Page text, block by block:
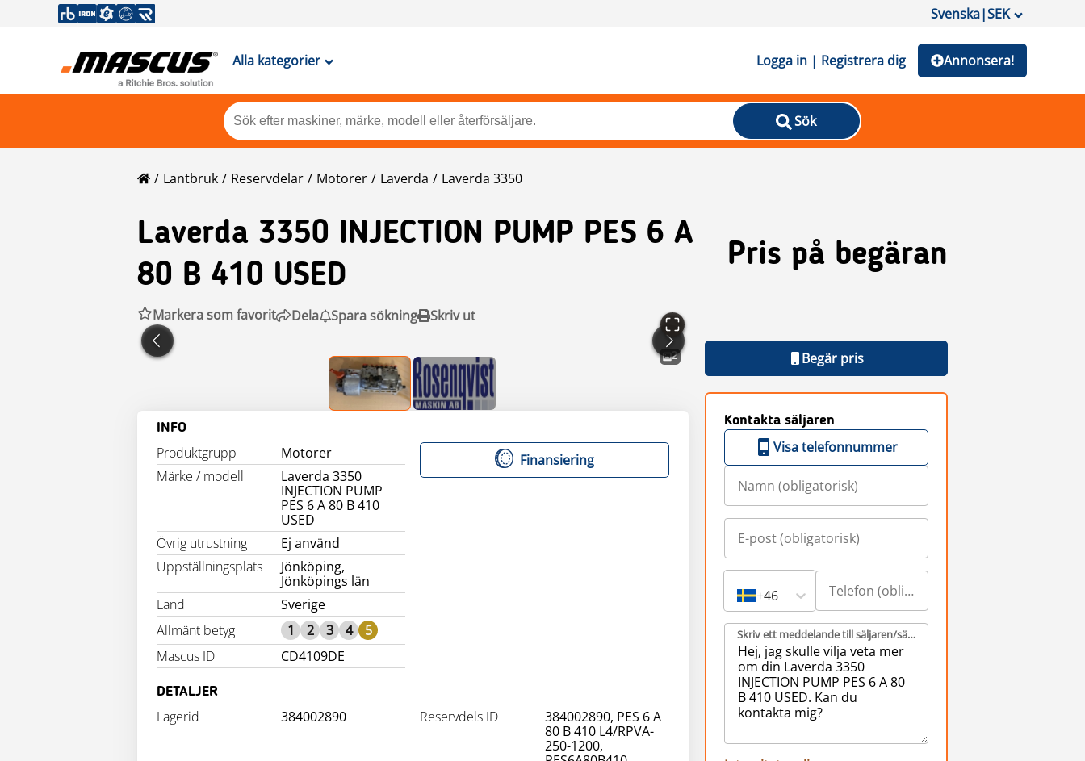
Svenska|SEK
Alla kategorier Logga in | Registrera dig Annonsera!
Sök
Lantbruk Reservdelar Motorer Laverda Laverda 3350
Laverda 3350 INJECTION PUMP PES 6 A
80 B 410 USED
Pris på begäran
Markera som favorit Dela Spara sökning Skriv ut
2
INFO
Produktgrupp
Motorer
Märke / modell
Laverda 3350
INJECTION PUMP
PES 6 A 80 B 410
USED
Övrig utrustning
Ej använd
Uppställningsplats
Jönköping,
Jönköpings län
Land
Sverige
Allmänt betyg
1 2 3 4
5
Mascus ID
CD4109DE
Finansiering
DETALJER
Lagerid 384002890 Reservdels ID
384002890, PES 6 A
80 B 410 L4/RPVA-
250-1200,
Begär pris
Kontakta säljaren
Visa telefonnummer
+46
Skriv ett meddelande till säljaren/säljarna (obligatorisk)